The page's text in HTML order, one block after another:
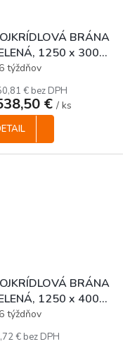
BRÁNA
1250 x 3000
týždňov
€ bez DPH
€ / ks
BRÁNA
1250 x 4000
týždňov
€ bez DPH